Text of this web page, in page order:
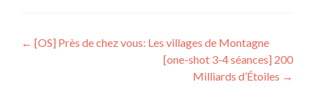
Navigation
← [OS] Près de chez vous: Les villages de Montagne
[one-shot 3-4 séances] 200
Milliards d’Étoiles →